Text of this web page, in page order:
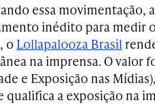
essa movimentação,
inédito para medir
o Lollapalooza Brasil
na imprensa. O valor
e Exposição nas
qualifica a exposição na